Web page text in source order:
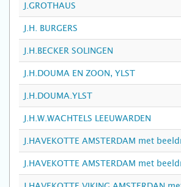
J.GROTHAUS
J.H. BURGERS
J.H.BECKER SOLINGEN
J.H.DOUMA EN ZOON, YLST
J.H.DOUMA.YLST
J.H.W.WACHTELS LEEUWARDEN
J.HAVEKOTTE AMSTERDAM met
J.HAVEKOTTE AMSTERDAM met